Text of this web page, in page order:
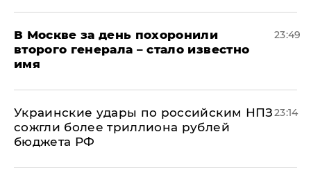
В Москве за день похоронили
второго генерала – стало известно
имя
23:49
Украинские удары по российским НПЗ
сожгли более триллиона рублей
бюджета РФ
23:14